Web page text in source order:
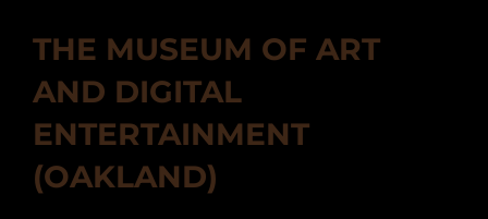
THE MUSEUM OF ART
AND DIGITAL
ENTERTAINMENT
(OAKLAND)